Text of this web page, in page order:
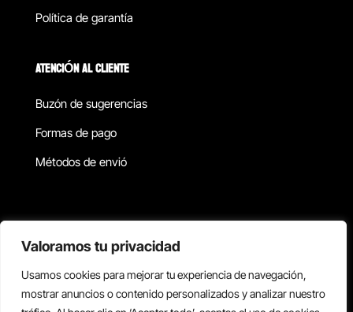
Valoramos tu privacidad
Usamos cookies para mejorar tu experiencia de navegación,
mostrar anuncios o contenido personalizados y analizar nuestro
Política de garantía
ATENCIÓN AL CLIENTE
Buzón de sugerencias
Formas de pago
Métodos de envió
Copyright © 2026 Reisix. Todos los derechos reservados.